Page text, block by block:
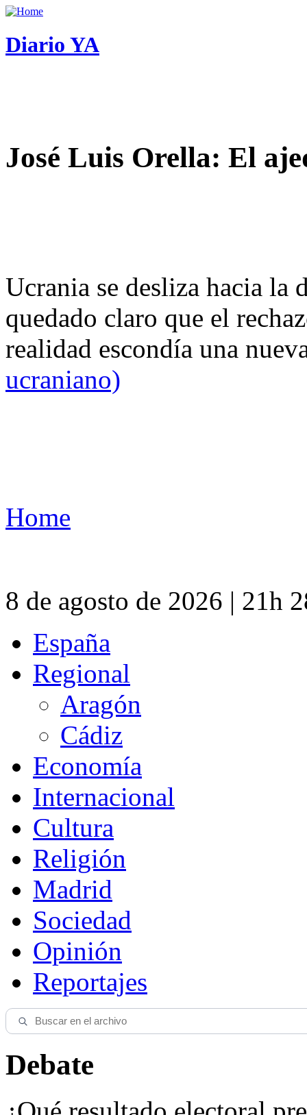
Diario YA
José Luis Orella: El
Ucrania se desliza hacia
quedado claro que el
realidad escondía una
ucraniano)
Home
8 de agosto de 2026 | 21h
España
Regional
Aragón
Cádiz
Economía
Internacional
Cultura
Religión
Madrid
Sociedad
Opinión
Reportajes
Debate